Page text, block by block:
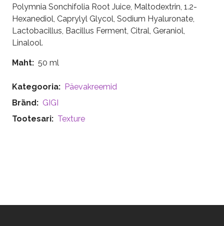
Polymnia Sonchifolia Root Juice, Maltodextrin, 1.2-
Hexanediol, Caprylyl Glycol, Sodium Hyaluronate,
Lactobacillus, Bacillus Ferment, Citral, Geraniol,
Linalool.
Maht 50 ml
Kategooria
Päevakreemid
Bränd
GIGI
Tootesari
Texture